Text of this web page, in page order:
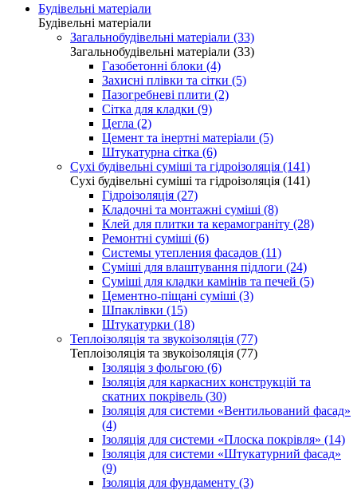
Будівельні матеріали
Будівельні матеріали
Загальнобудівельні матеріали (33)
Загальнобудівельні матеріали (33)
Газобетонні блоки (4)
Захисні плівки та сітки (5)
Пазогребневі плити (2)
Сітка для кладки (9)
Цегла (2)
Цемент та інертні матеріали (5)
Штукатурна сітка (6)
Сухі будівельні суміші та гідроізоляція (141)
Сухі будівельні суміші та гідроізоляція (141)
Гідроізоляція (27)
Кладочні та монтажні суміші (8)
Клей для плитки та керамограніту (28)
Ремонтні суміші (6)
Системы утепления фасадов (11)
Суміші для влаштування підлоги (24)
Суміші для кладки камінів та печей (5)
Цементно-піщані суміші (3)
Шпаклівки (15)
Штукатурки (18)
Теплоізоляція та звукоізоляція (77)
Теплоізоляція та звукоізоляція (77)
Ізоляція з фольгою (6)
Ізоляція для каркасних конструкцій та
скатних покрівель (30)
Ізоляція для системи «Вентильований фасад»
(4)
Ізоляція для системи «Плоска покрівля» (14)
Ізоляція для системи «Штукатурний фасад»
(9)
Ізоляція для фундаменту (3)